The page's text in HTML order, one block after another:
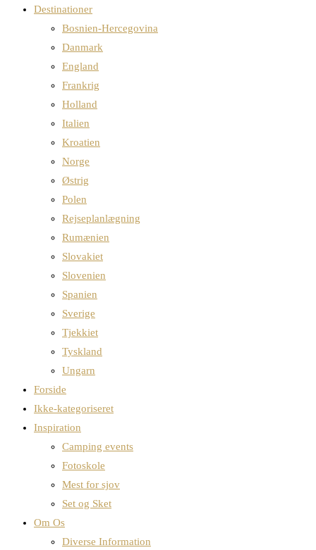
Destinationer
Bosnien-Hercegovina
Danmark
England
Frankrig
Holland
Italien
Kroatien
Norge
Østrig
Polen
Rejseplanlægning
Rumænien
Slovakiet
Slovenien
Spanien
Sverige
Tjekkiet
Tyskland
Ungarn
Forside
Ikke-kategoriseret
Inspiration
Camping events
Fotoskole
Mest for sjov
Set og Sket
Om Os
Diverse Information